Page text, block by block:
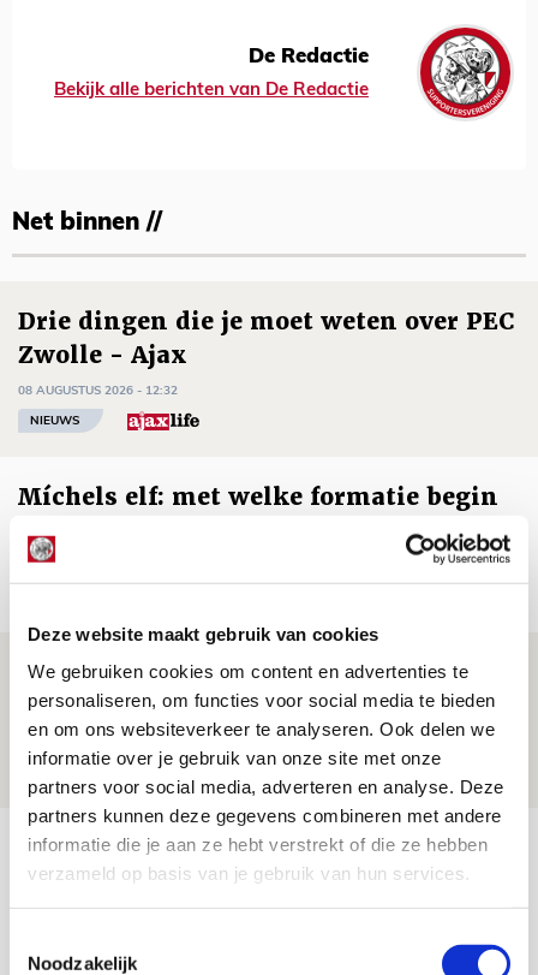
Deze website maakt gebruik van cookies
We gebruiken cookies om content en advertenties te
personaliseren, om functies voor social media te bieden
en om ons websiteverkeer te analyseren. Ook delen we
informatie over je gebruik van onze site met onze
partners voor social media, adverteren en analyse. Deze
partners kunnen deze gegevens combineren met andere
informatie die je aan ze hebt verstrekt of die ze hebben
verzameld op basis van je gebruik van hun services.
Noodzakelijk
De Redactie
Bekijk alle berichten van De Redactie
Net binnen //
Drie dingen die je moet weten over PEC
Zwolle - Ajax
08 AUGUSTUS 2026 - 12:32
NIEUWS
Míchels elf: met welke formatie begin
jij aan nieuw eredivisieseizoen?
08 AUGUSTUS 2026 - 11:34
Spelen bij Jong Ajax of Ajax 1? Dat
maakt Abdalla ‘geen reet’ uit
AGENDA
23
Selectiedag ballenjongens/-meiden